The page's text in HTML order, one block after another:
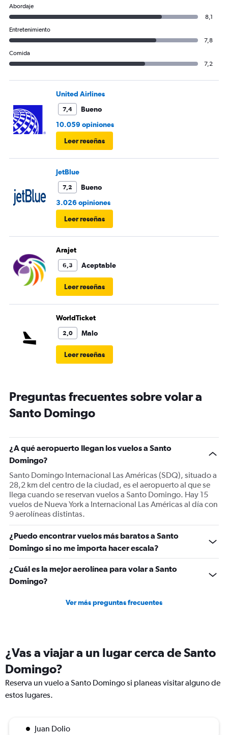
Abordaje
8,1
Entretenimiento
7,8
Comida
7,2
United Airlines
7,4
Bueno
10.059 opiniones
Leer reseñas
JetBlue
7,2
Bueno
3.026 opiniones
Leer reseñas
Arajet
6,3 Aceptable
Leer reseñas
WorldTicket
2,0 Malo
Leer reseñas
Preguntas frecuentes sobre volar a
Santo Domingo
¿A qué aeropuerto llegan los vuelos a Santo
Domingo?
Santo Domingo Internacional Las Américas (SDQ), situado a
28,2 km del centro de la ciudad, es el aeropuerto al que se
llega cuando se reservan vuelos a Santo Domingo. Hay 15
vuelos de Nueva York a Internacional Las Américas al día con
9 aerolíneas distintas.
¿Puedo encontrar vuelos más baratos a Santo
Domingo si no me importa hacer escala?
¿Cuál es la mejor aerolínea para volar a Santo
Domingo?
Ver más preguntas frecuentes
¿Vas a viajar a un lugar cerca de Santo
Domingo?
Reserva un vuelo a Santo Domingo si planeas visitar alguno de
estos lugares.
Juan Dolio